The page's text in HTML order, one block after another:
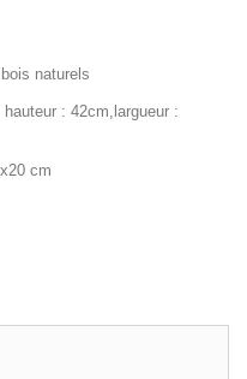
naturels
: 42cm,largueur :
cm